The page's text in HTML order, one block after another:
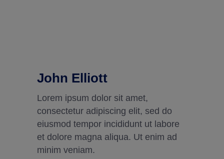
John Elliott
Lorem ipsum dolor sit amet,
consectetur adipiscing elit, sed do
eiusmod tempor incididunt ut labore
et dolore magna aliqua. Ut enim ad
minim veniam.